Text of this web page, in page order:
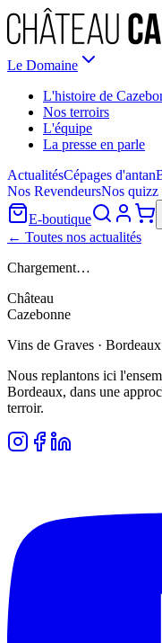
Le Domaine
L'histoire de
Nos terroirs
L'équipe
La presse en parle
ActualitésCépages d'antan
Nos RevendeursNos quizz
E-boutique
← Toutes nos actualités
Chargement…
Château
Cazebonne
Vins de Graves · Bordeaux
Nous replantons ici
Bordeaux, dans une
terroir.